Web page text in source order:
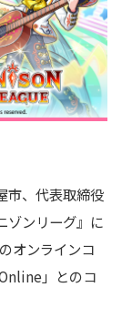
市、代表取締役
ゾンリーグ』に
オンラインコ
」とのコ